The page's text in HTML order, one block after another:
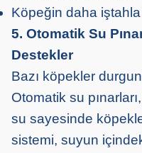
Köpeğin daha
5. Otomatik Su
Destekler
Bazı köpekler
Otomatik su
su sayesinde
sistemi, suyun